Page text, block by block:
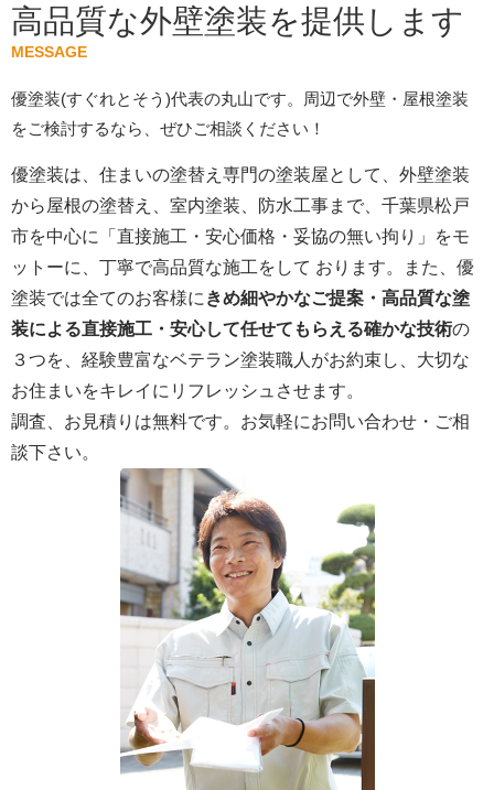
高品質な外壁塗装を提供します
MESSAGE
優塗装(すぐれとそう)代表の丸山です。周辺で外壁・屋根塗装
をご検討するなら、ぜひご相談ください！
優塗装は、住まいの塗替え専門の塗装屋として、外壁塗装
から屋根の塗替え、室内塗装、防水工事まで、千葉県松戸
市を中心に「直接施工・安心価格・妥協の無い拘り」をモ
ットーに、丁寧で高品質な施工をして おります。また、優
塗装では全てのお客様に きめ細やかなご提案・高品質な塗
装による直接施工・安心して任せてもらえる確かな技術の
３つを、経験豊富なベテラン塗装職人がお約束し、大切な
お住まいをキレイにリフレッシュさせます。
調査、お見積りは無料です。お気軽にお問い合わせ・ご相
談下さい。